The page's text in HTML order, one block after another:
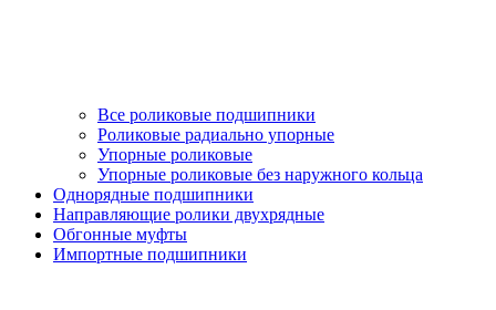
Все роликовые подшипники
Роликовые радиально упорные
Упорные роликовые
Упорные роликовые без наружного кольца
Однорядные подшипники
Направляющие ролики двухрядные
Обгонные муфты
Импортные подшипники